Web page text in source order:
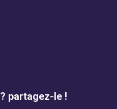
partagez-le !